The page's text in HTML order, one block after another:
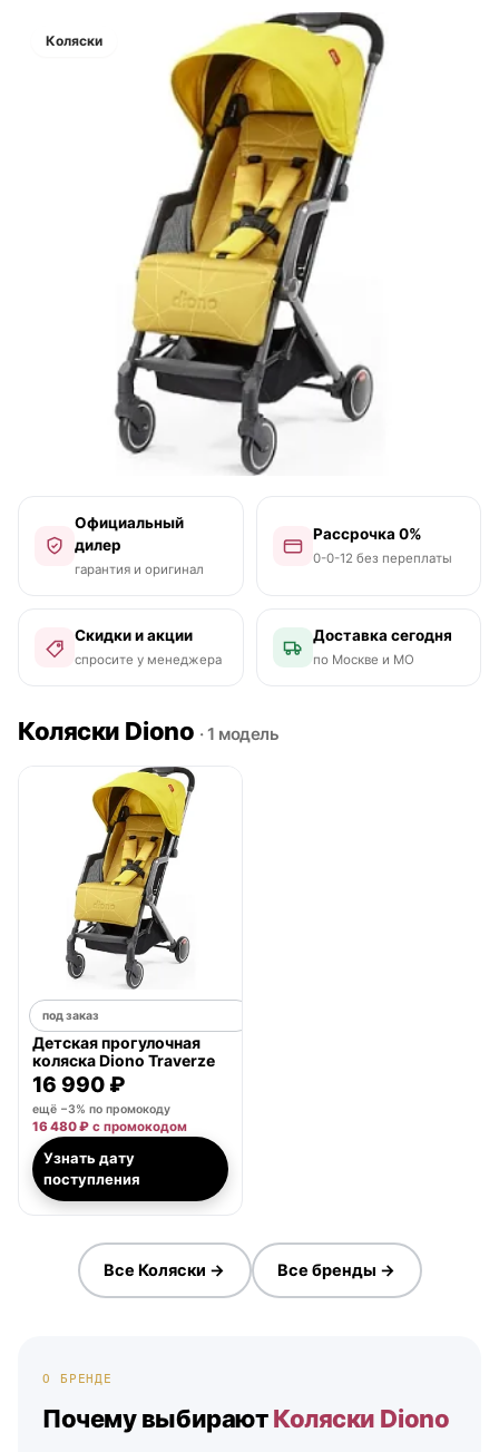
Коляски
Официальный
дилер
гарантия и оригинал
Рассрочка 0%
0-0-12 без переплаты
Скидки и акции
спросите у менеджера
Доставка сегодня
по Москве и МО
Коляски Diono · 1 модель
под заказ
Детская прогулочная
коляска Diono Traverze
16 990 ₽
ещё −3% по промокоду
16 480 ₽ с промокодом
Узнать дату
поступления
Все Коляски → Все бренды →
О БРЕНДЕ
Почему выбираютКоляски Diono